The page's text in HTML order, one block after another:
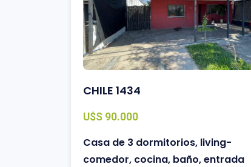
CHILE 1434
U$S 90.000
Casa de 3 dormitorios, living-
comedor, cocina, baño, entrada